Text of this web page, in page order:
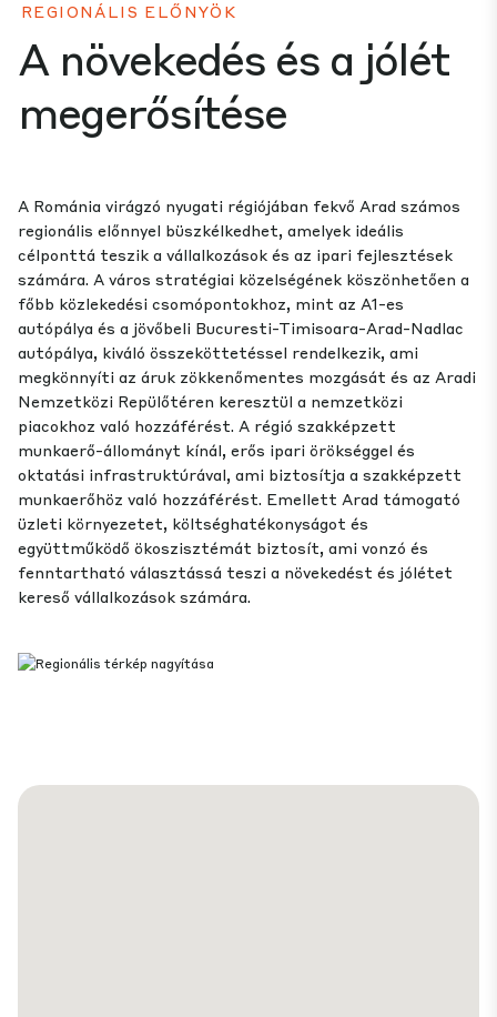
REGIONÁLIS ELŐNYÖK
A növekedés és a jólét
megerősítése
A Románia virágzó nyugati régiójában fekvő Arad számos
regionális előnnyel büszkélkedhet, amelyek ideális
célponttá teszik a vállalkozások és az ipari fejlesztések
számára. A város stratégiai közelségének köszönhetően a
főbb közlekedési csomópontokhoz, mint az A1-es
autópálya és a jövőbeli Bucuresti-Timisoara-Arad-Nadlac
autópálya, kiváló összeköttetéssel rendelkezik, ami
megkönnyíti az áruk zökkenőmentes mozgását és az Aradi
Nemzetközi Repülőtéren keresztül a nemzetközi
piacokhoz való hozzáférést. A régió szakképzett
munkaerő-állományt kínál, erős ipari örökséggel és
oktatási infrastruktúrával, ami biztosítja a szakképzett
munkaerőhöz való hozzáférést. Emellett Arad támogató
üzleti környezetet, költséghatékonyságot és
együttműködő ökoszisztémát biztosít, ami vonzó és
fenntartható választássá teszi a növekedést és jólétet
kereső vállalkozások számára.